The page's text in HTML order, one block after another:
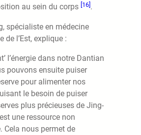
au sein du corps [16].
spécialiste en médecine
de l’Est, explique :
l’énergie dans notre Dantian
pouvons ensuite puiser
pour alimenter nos
le besoin de puiser
plus précieuses de Jing-
une ressource non
Cela nous permet de